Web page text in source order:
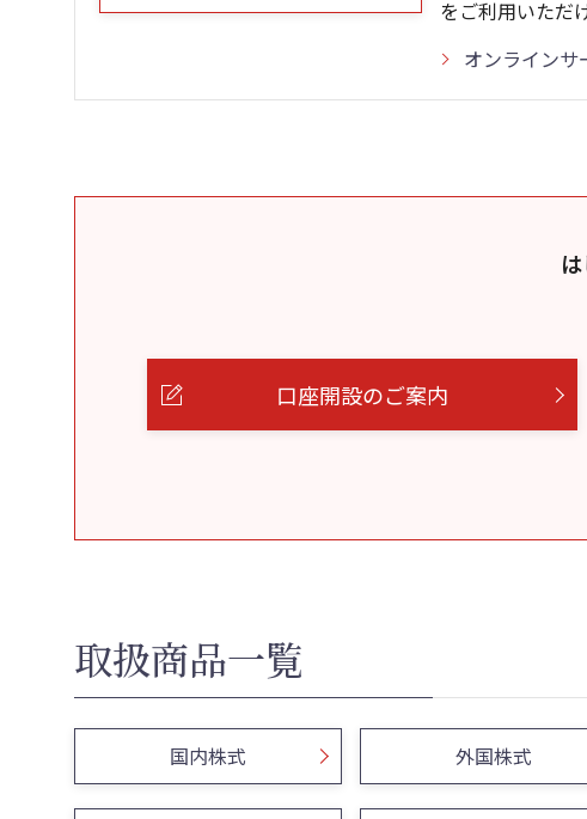
をご利用いただ
オンラインサ
口座開設のご案内
取扱商品一覧
国内株式 外国株式